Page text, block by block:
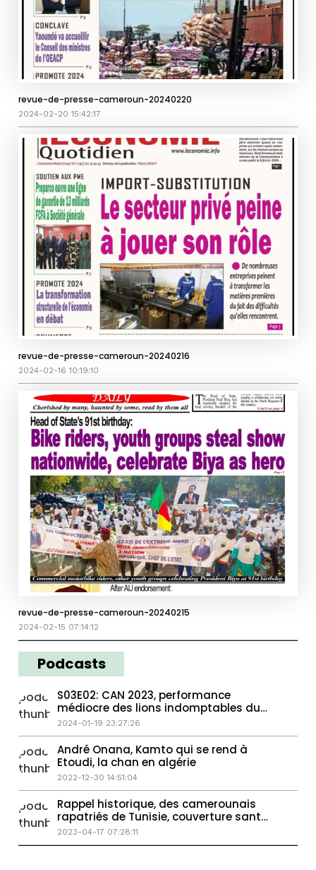
revue-de-presse-cameroun-20240220
2024-02-20 15:42:17
revue-de-presse-cameroun-20240216
2024-02-16 10:19:10
revue-de-presse-cameroun-20240215
2024-02-15 07:14:12
Podcasts
S03E02: CAN 2023, performance
médiocre des lions indomptables du
Cameroun
2024-01-19 23:27:26
André Onana, Kamto qui se rend à
Etoudi, la chan en algérie
2022-12-30 14:51:04
Rappel historique, des camerounais
rapatriés de Tunisie, couverture santé
universelle
2023-04-17 07:28:11